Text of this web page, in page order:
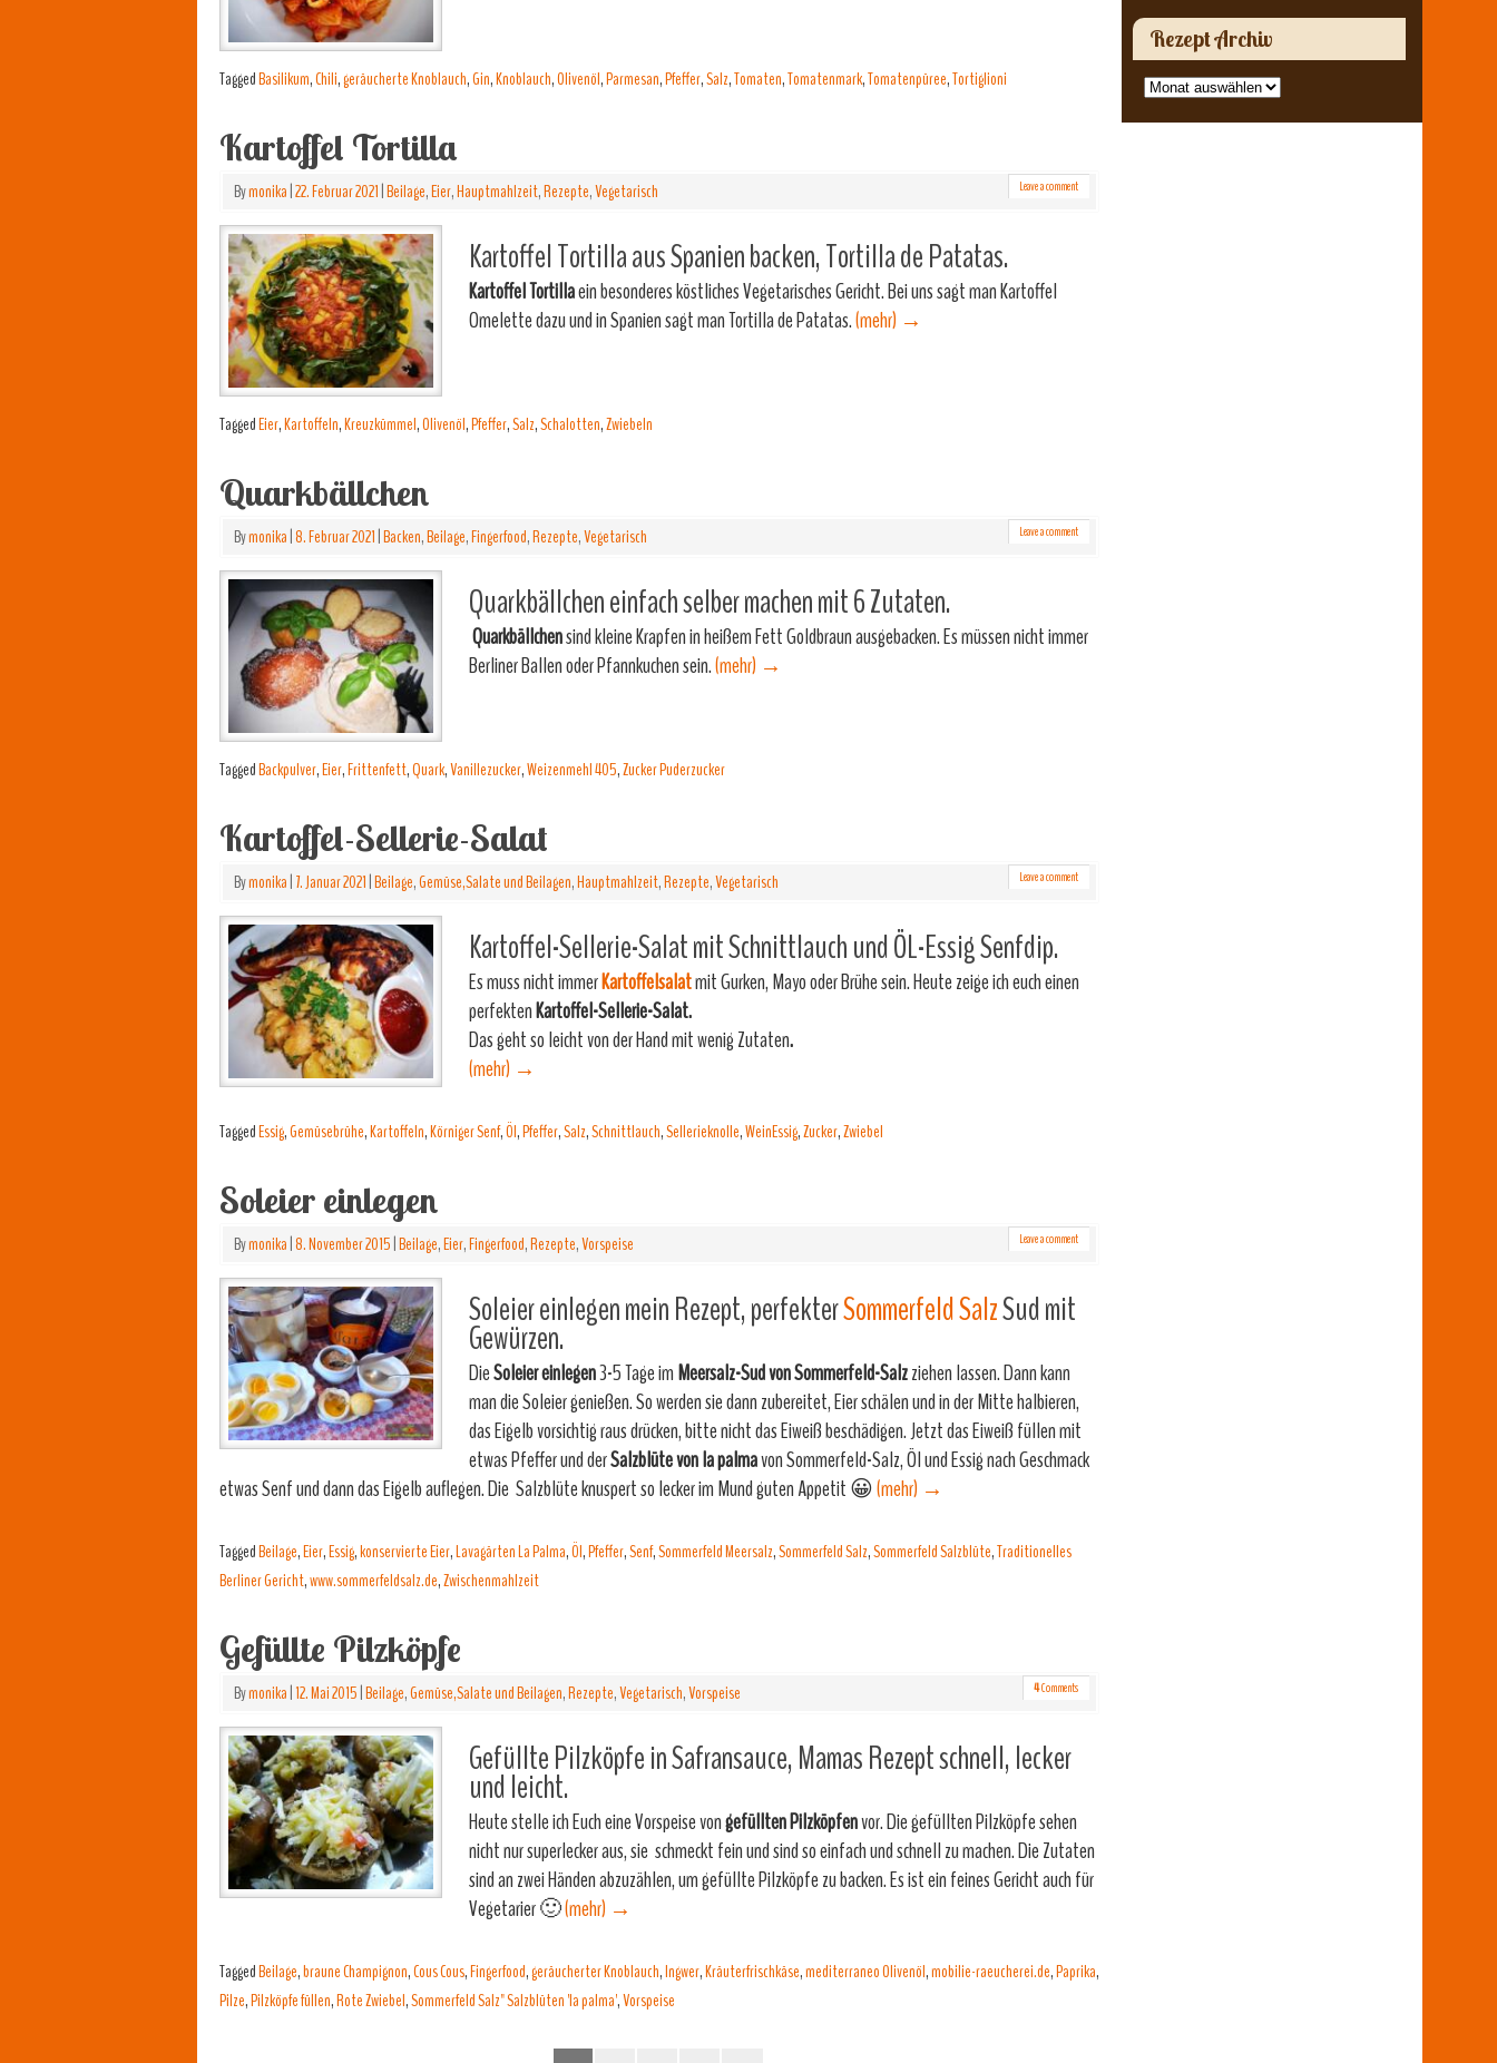
TaggedBasilikum,Chili,geräucherte Knoblauch,Gin,Knoblauch,Olivenöl,Parmesan,Pfeffer,Salz,Tomaten,Tomatenmark,Tomatenpüree,Tortiglioni
Kartoffel Tortilla
Bymonika|22. Februar 2021|Beilage,Eier,Hauptmahlzeit,Rezepte,Vegetarisch Leave a comment
Kartoffel Tortilla aus Spanien backen, Tortilla de Patatas.
Kartoffel Tortillaein besonderes köstliches Vegetarisches Gericht. Bei uns sagt man Kartoffel
Omelette dazu und in Spanien sagt man Tortilla de Patatas.(mehr) →
TaggedEier,Kartoffeln,Kreuzkümmel,Olivenöl,Pfeffer,Salz,Schalotten,Zwiebeln
Quarkbällchen
Bymonika|8. Februar 2021|Backen,Beilage,Fingerfood,Rezepte,Vegetarisch Leave a comment
Quarkbällchen einfach selber machen mit 6 Zutaten.
Quarkbällchensind kleine Krapfen in heißem Fett Goldbraun ausgebacken. Es müssen nicht immer
Berliner Ballen oder Pfannkuchen sein.(mehr) →
TaggedBackpulver,Eier,Frittenfett,Quark,Vanillezucker,Weizenmehl 405,Zucker Puderzucker
Kartoffel-Sellerie-Salat
Bymonika|7. Januar 2021|Beilage,Gemüse,Salate und Beilagen,Hauptmahlzeit,Rezepte,Vegetarisch Leave a comment
Kartoffel-Sellerie-Salat mit Schnittlauch und ÖL-Essig Senfdip.
Es muss nicht immerKartoffelsalatmit Gurken, Mayo oder Brühe sein. Heute zeige ich euch einen
perfektenKartoffel-Sellerie-Salat.
Das geht so leicht von der Hand mit wenig Zutaten.
(mehr) →
TaggedEssig,Gemüsebrühe,Kartoffeln,Körniger Senf,Öl,Pfeffer,Salz,Schnittlauch,Sellerieknolle,WeinEssig,Zucker,Zwiebel
Soleier einlegen
Bymonika|8. November 2015|Beilage,Eier,Fingerfood,Rezepte,Vorspeise Leave a comment
Soleier einlegen mein Rezept, perfekterSommerfeld SalzSud mit
Gewürzen.
DieSoleier einlegen3-5 Tage imMeersalz-Sud von Sommerfeld-Salzziehen lassen. Dann kann
man die Soleier genießen. So werden sie dann zubereitet, Eier schälen und in der Mitte halbieren,
das Eigelb vorsichtig raus drücken, bitte nicht das Eiweiß beschädigen. Jetzt das Eiweiß füllen mit
etwas Pfeffer und derSalzblüte von la palmavon Sommerfeld-Salz, Öl und Essig nach Geschmack
etwas Senf und dann das Eigelb auflegen. Die Salzblüte knuspert so lecker im Mund guten Appetit 😀(mehr) →
TaggedBeilage,Eier,Essig,konservierte Eier,Lavagärten La Palma,Öl,Pfeffer,Senf,Sommerfeld Meersalz,Sommerfeld Salz,Sommerfeld Salzblüte,Traditionelles
Berliner Gericht,www.sommerfeldsalz.de,Zwischenmahlzeit
Gefüllte Pilzköpfe
Bymonika|12. Mai 2015|Beilage,Gemüse,Salate und Beilagen,Rezepte,Vegetarisch,Vorspeise 4Comments
Gefüllte Pilzköpfe in Safransauce, Mamas Rezept schnell, lecker
und leicht.
Heute stelle ich Euch eine Vorspeise vongefüllten Pilzköpfenvor. Die gefüllten Pilzköpfe sehen
nicht nur superlecker aus, sie schmeckt fein und sind so einfach und schnell zu machen. Die Zutaten
sind an zwei Händen abzuzählen, um gefüllte Pilzköpfe zu backen. Es ist ein feines Gericht auch für
Vegetarier 🙂(mehr) →
TaggedBeilage,braune Champignon,Cous Cous,Fingerfood,geräucherter Knoblauch,Ingwer,Kräuterfrischkäse,mediterraneo Olivenöl,mobilie-raeucherei.de,Paprika,
Pilze,Pilzköpfe füllen,Rote Zwiebel,Sommerfeld Salz" Salzblüten 'la palma',Vorspeise
Rezept Archiv